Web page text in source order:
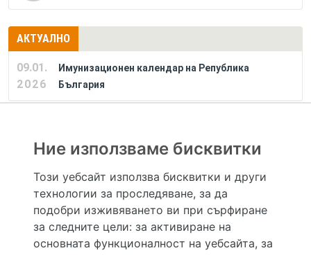
АКТУАЛНО
09.01.
2026
Имунизационен календар на Република
България
Hapche.bg НЕ е медицински, зравен или сроден специалист и НЕ дава медицински
консултации и здравни съвети. Hapche.bg НЕ се явява медицинска услуга и НЕ
осигурява диагноза и лечение. Hapche.bg НЕ препоръчва медицински и други здравни и
сродни специалисти и заведения. Hapche.bg НЕ търгува с лекарствени продукти и
хранителни добавки. Информацията, публикувана в Hapche.bg, е предназначена да служи
само и единствено за справочни цели. Същата се предоставя без всякаква гаранция за
Ние използваме бисквитки
Този уебсайт използва бисквитки и други
технологии за проследяване, за да
подобри изживяването ви при сърфиране
за следните цели: за активиране на
основната функционалност на уебсайта, за